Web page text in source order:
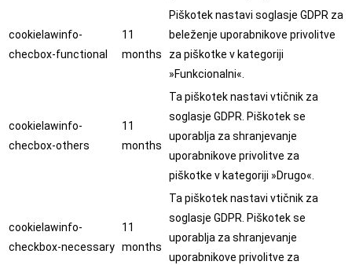
cookielawinfo-
checbox-functional
11
months
Piškotek nastavi soglasje GDPR za
beleženje uporabnikove privolitve
za piškotke v kategoriji
»Funkcionalni«.
cookielawinfo-
checbox-others
11
months
Ta piškotek nastavi vtičnik za
soglasje GDPR. Piškotek se
uporablja za shranjevanje
uporabnikove privolitve za
piškotke v kategoriji »Drugo«.
cookielawinfo-
checkbox-necessary
11
months
Ta piškotek nastavi vtičnik za
soglasje GDPR. Piškotek se
uporablja za shranjevanje
uporabnikove privolitve za